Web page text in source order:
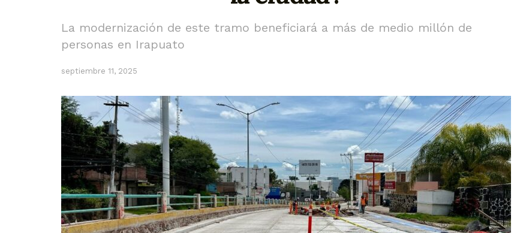
La modernización de este tramo beneficiará a más de medio millón de
personas en Irapuato
septiembre 11, 2025